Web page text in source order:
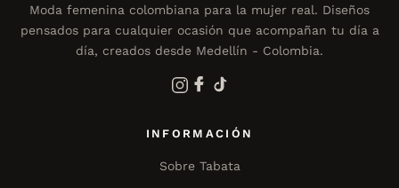
Moda femenina colombiana para la mujer real. Diseños
pensados para cualquier ocasión que acompañan tu día a
día, creados desde Medellín - Colombia.
INFORMACIÓN
Sobre Tabata